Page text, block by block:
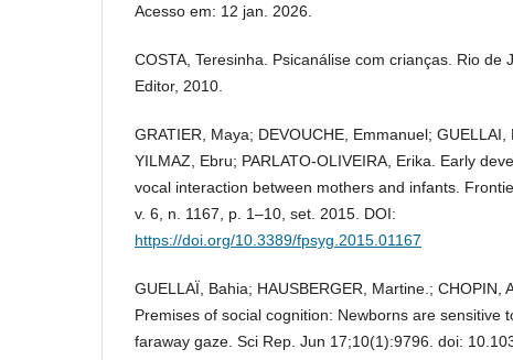
Acesso em: 12 jan. 2026.
COSTA, Teresinha. Psicanálise com crianças. Rio de
Editor, 2010.
GRATIER, Maya; DEVOUCHE, Emmanuel; GUELLAI,
YILMAZ, Ebru; PARLATO-OLIVEIRA, Erika. Early
vocal interaction between mothers and infants.
v. 6, n. 1167, p. 1–10, set. 2015. DOI:
https://doi.org/10.3389/fpsyg.2015.01167
GUELLAÏ, Bahia; HAUSBERGER, Martine.; CHOPIN,
Premises of social cognition: Newborns are sensitive
faraway gaze. Sci Rep. Jun 17;10(1):9796. doi: